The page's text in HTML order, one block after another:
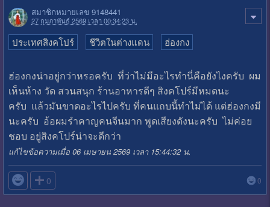
สมาชิกหมายเลข 9148441
27 กุมภาพันธ์ 2569 เวลา 00:34:23 น.
ประเทศสิงคโปร์ ชีวิตในต่างแดน ฮ่องกง
ฮ่องกงน่าอยู่กว่าหรอครับ ที่ว่าไม่มีอะไรทำนี่คือยังไงครับ ผม
เห็นห้าง วัด สวนสนุก ร้านอาหารดีๆ สิงคโปร์มีหมดนะ
ครับ แล้วมันขาดอะไรไปครับ ที่คนแถบนี้ทำไม่ได้ แต่ฮ่องกงมี
นะครับ อ้อผมรำคาญคนจีนมาก พูดเสียงดังนะครับ ไม่ค่อย
ชอบ อยู่สิงคโปร์น่าจะดีกว่า
แก้ไขข้อความเมื่อ 06 เมษายน 2569 เวลา 15:44:32 น.
 0 0